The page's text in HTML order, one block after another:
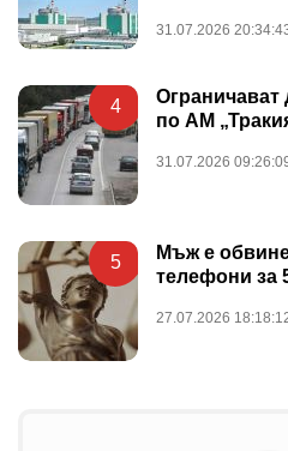
31.07.2026
4
Ограничават
по АМ
31.07.2026
5
Мъж е
телефони за
27.07.2026